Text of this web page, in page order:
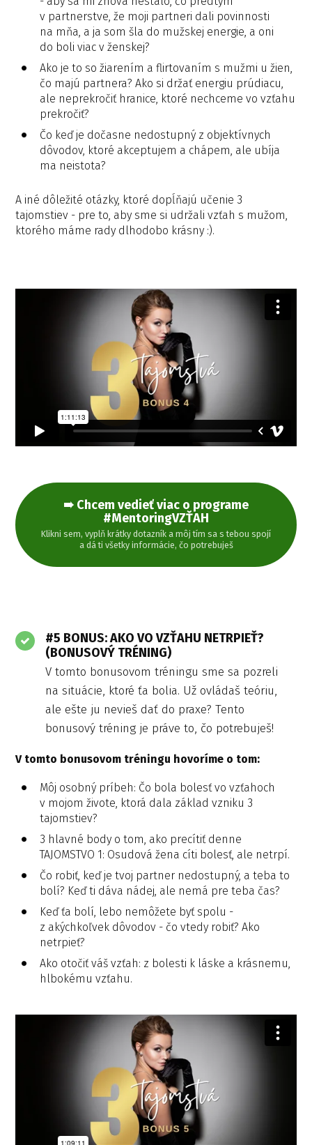
v partnerstve, že moji partneri dali povinnosti
na mňa, a ja som šla do mužskej energie, a oni
do boli viac v ženskej?
Ako je to so žiarením a flirtovaním s mužmi u žien,
čo majú partnera? Ako si držať energiu prúdiacu,
ale neprekročiť hranice, ktoré nechceme vo vzťahu
prekročiť?
Čo keď je dočasne nedostupný z objektívnych
dôvodov, ktoré akceptujem a chápem, ale ubíja
ma neistota?
A iné dôležité otázky, ktoré dopĺňajú učenie 3
tajomstiev - pre to, aby sme si udržali vzťah s mužom,
ktorého máme rady dlhodobo krásny :).
➠ Chcem vedieť viac o programe
#MentoringVZŤAH
Klikni sem, vyplň krátky dotazník a môj tím sa s tebou spojí
a dá ti všetky informácie, čo potrebuješ
#5 BONUS: AKO VO VZŤAHU NETRPIEŤ?
(BONUSOVÝ TRÉNING)
V tomto bonusovom tréningu sme sa pozreli
na situácie, ktoré ťa bolia. Už ovládaš teóriu,
ale ešte ju nevieš dať do praxe? Tento
bonusový tréning je práve to, čo potrebuješ!
V tomto bonusovom tréningu hovoríme o tom:
Môj osobný príbeh: Čo bola bolesť vo vzťahoch
v mojom živote, ktorá dala základ vzniku 3
tajomstiev?
3 hlavné body o tom, ako precítiť denne
TAJOMSTVO 1: Osudová žena cíti bolesť, ale netrpí.
Čo robiť, keď je tvoj partner nedostupný, a teba to
bolí? Keď ti dáva nádej, ale nemá pre teba čas?
Keď ťa bolí, lebo nemôžete byť spolu -
z akýchkoľvek dôvodov - čo vtedy robiť? Ako
netrpieť?
Ako otočiť váš vzťah: z bolesti k láske a krásnemu,
hlbokému vzťahu.